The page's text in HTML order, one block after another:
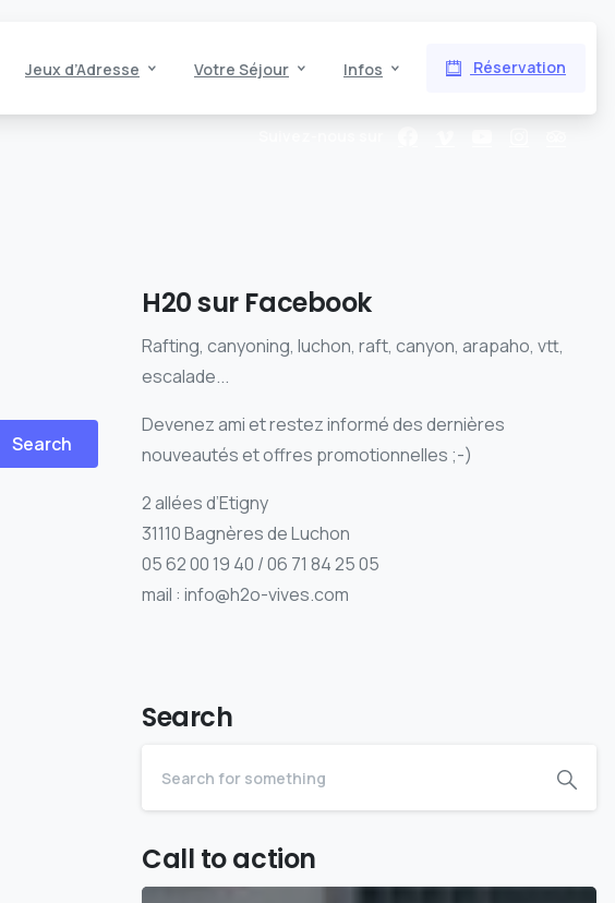
Jeux d’Adresse Votre Séjour Infos Réservation
H20 sur Facebook
Rafting, canyoning, luchon, raft, canyon, arapaho, vtt,
escalade...
Devenez ami et restez informé des dernières
nouveautés et offres promotionnelles ;-)
2 allées d’Etigny
31110 Bagnères de Luchon
05 62 00 19 40 / 06 71 84 25 05
mail : info@h2o-vives.com
Search
Call to action